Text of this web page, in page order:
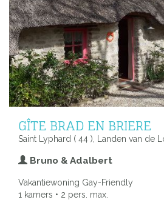
GÎTE BRAD EN BRIERE
Saint Lyphard ( 44 ), Landen van de
Bruno & Adalbert
Vakantiewoning Gay-Friendly
1 kamers • 2 pers. max.